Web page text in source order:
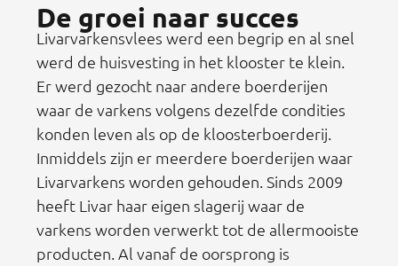
De groei naar succes
Livarvarkensvlees werd een begrip en al snel
werd de huisvesting in het klooster te klein.
Er werd gezocht naar andere boerderijen
waar de varkens volgens dezelfde condities
konden leven als op de kloosterboerderij.
Inmiddels zijn er meerdere boerderijen waar
Livarvarkens worden gehouden. Sinds 2009
heeft Livar haar eigen slagerij waar de
varkens worden verwerkt tot de allermooiste
producten. Al vanaf de oorsprong is